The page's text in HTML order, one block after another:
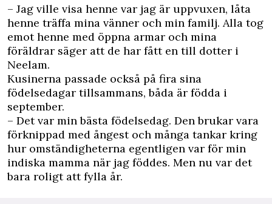
– Jag ville visa henne var jag är uppvuxen, låta
henne träffa mina vänner och min familj. Alla tog
emot henne med öppna armar och mina
föräldrar säger att de har fått en till dotter i
Neelam.
Kusinerna passade också på fira sina
födelsedagar tillsammans, båda är födda i
september.
– Det var min bästa födelsedag. Den brukar vara
förknippad med ångest och många tankar kring
hur omständigheterna egentligen var för min
indiska mamma när jag föddes. Men nu var det
bara roligt att fylla år.